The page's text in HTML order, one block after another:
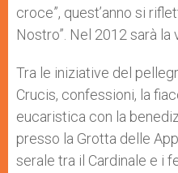
croce”, quest’anno si
Nostro”. Nel 2012 sarà la
Tra le iniziative del
Crucis, confessioni, la
eucaristica con la
presso la Grotta delle
serale tra il Cardinale e i